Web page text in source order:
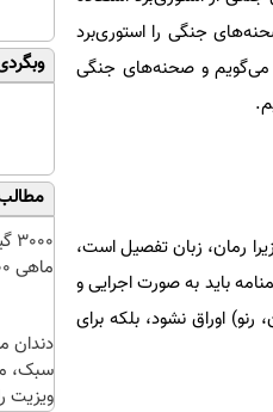
کرد: اخراجی‌ها را به صورت کامل با استوری‌برد سرصحنه رفتم و برای اخراجی‌های 2 صحنه‌های جنگی را استوری‌برد
می‌گویم و صحنه‌های جنگی
رمان، زبان تفصیل است،
باید به صورت اجرایی و
اوراق نشود، بلکه برای
ماهی 100 هزار تومان
دندان
سبک،
ویزیت